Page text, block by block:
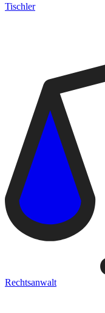
Tischler
Rechtsanwalt